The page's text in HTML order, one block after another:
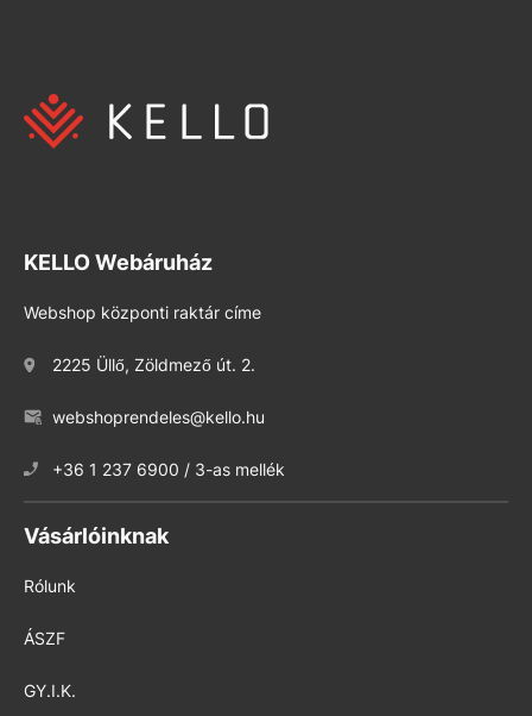
KELLO Webáruház
Webshop központi raktár címe
2225 Üllő, Zöldmező út. 2.
webshoprendeles@kello.hu
+36 1 237 6900 / 3-as mellék
Vásárlóinknak
Rólunk
ÁSZF
GY.I.K.